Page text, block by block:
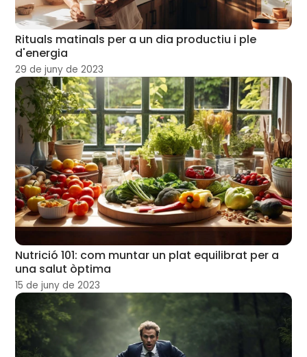
Rituals matinals per a un dia productiu i ple
d'energia
29 de juny de 2023
Nutrició 101: com muntar un plat equilibrat per a
una salut òptima
15 de juny de 2023